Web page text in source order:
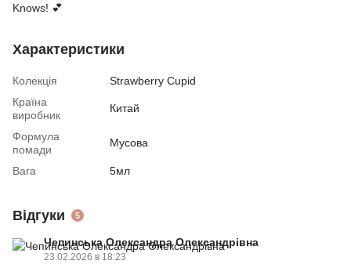
Knows! 💕
Характеристики
Колекція
Strawberry Cupid
Країна
виробник
Китай
Формула
помади
Мусова
Вага 5мл
Відгуки 5
Чепинська Олександра Олександрівна
23.02.2026 в 18:23